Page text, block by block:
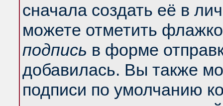
сначала создать её в
можете отметить
подпись в форме
добавилась. Вы также
подписи по умолчанию